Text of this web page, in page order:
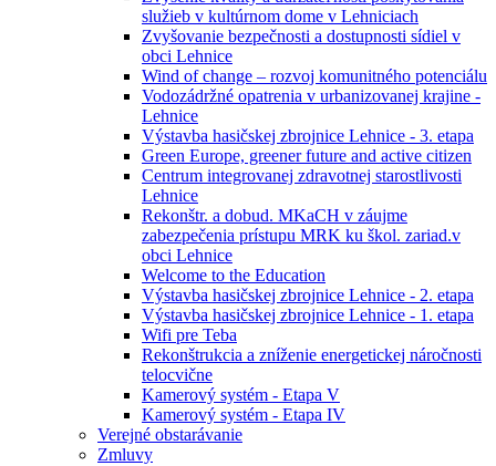
služieb v kultúrnom dome v Lehniciach
Zvyšovanie bezpečnosti a dostupnosti sídiel v
obci Lehnice
Wind of change – rozvoj komunitného potenciálu
Vodozádržné opatrenia v urbanizovanej krajine -
Lehnice
Výstavba hasičskej zbrojnice Lehnice - 3. etapa
Green Europe, greener future and active citizen
Centrum integrovanej zdravotnej starostlivosti
Lehnice
Rekonštr. a dobud. MKaCH v záujme
zabezpečenia prístupu MRK ku škol. zariad.v
obci Lehnice
Welcome to the Education
Výstavba hasičskej zbrojnice Lehnice - 2. etapa
Výstavba hasičskej zbrojnice Lehnice - 1. etapa
Wifi pre Teba
Rekonštrukcia a zníženie energetickej náročnosti
telocvične
Kamerový systém - Etapa V
Kamerový systém - Etapa IV
Verejné obstarávanie
Zmluvy